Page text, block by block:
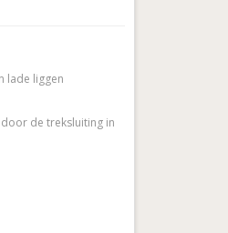
lade liggen
de treksluiting in